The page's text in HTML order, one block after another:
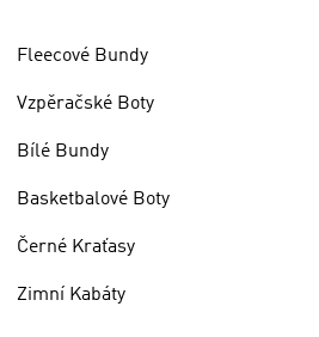
Fleecové Bundy
Vzpěračské Boty
Bílé Bundy
Basketbalové Boty
Černé Kraťasy
Zimní Kabáty